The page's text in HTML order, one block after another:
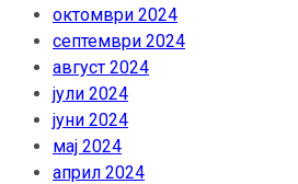
октомври 2024
септември 2024
август 2024
јули 2024
јуни 2024
мај 2024
април 2024